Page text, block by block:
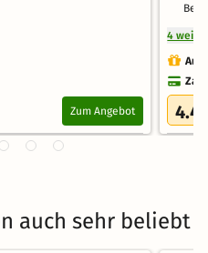
Zum Angebot
4
4.4
auch sehr beliebt